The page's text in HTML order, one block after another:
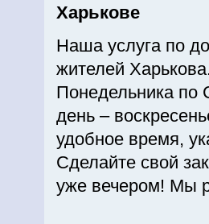
Харькове
Наша услуга по
жителей
Понедельника по
день –
удобное время,
Сделайте свой
уже вечером! Мы